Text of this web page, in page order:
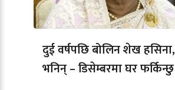
दुई वर्षपछि बोलिन शेख हसिना,
भनिन् – डिसेम्बरमा घर फर्किन्छु